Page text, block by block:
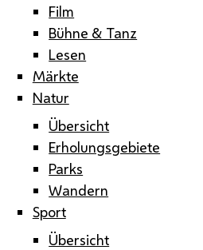
Film
Bühne & Tanz
Lesen
Märkte
Natur
Übersicht
Erholungsgebiete
Parks
Wandern
Sport
Übersicht